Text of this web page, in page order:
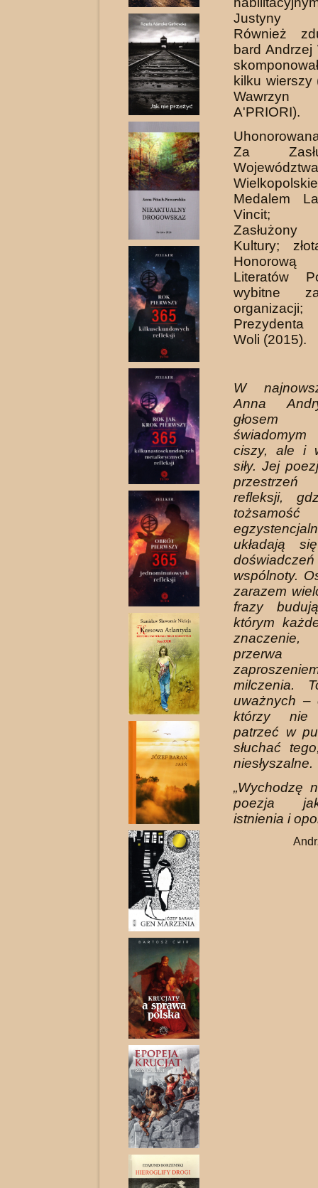
Justyny
Również
bard Andrzej
kilku wierszy
A'PRIORI).
Za
Województwa
Medalem
Vincit;
Kultury;
Literatów
wybitne
Woli (2015).
W
Anna
głosem
ciszy, ale i
siły. Jej
przestrzeń
refleksji,
układają
wspólnoty.
zarazem
frazy
którym
milczenia.
uważnych –
którzy
patrzeć w
słuchać
niesłyszalne.
„Wychodzę
poezja
istnienia i